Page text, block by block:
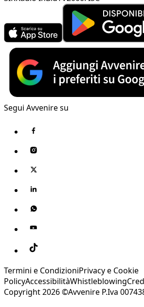
Segui Avvenire su
Termini e CondizioniPrivacy e Cookie
PolicyAccessibilitàWhistleblowing
Copyright 2026 ©Avvenire P.Iva